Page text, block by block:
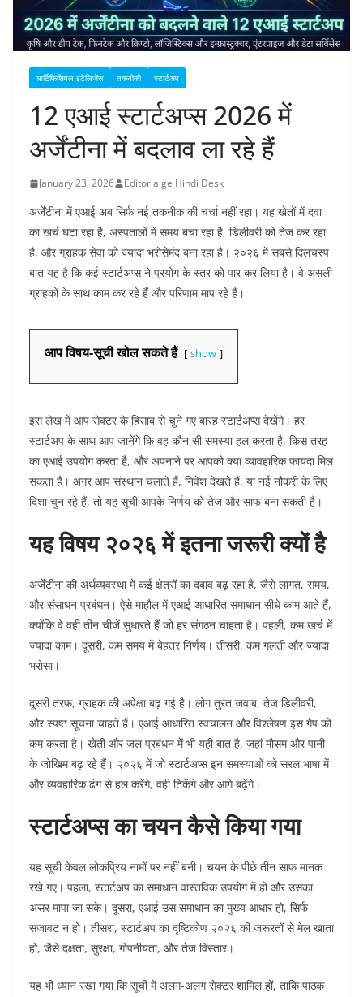
आर्टिफिशियल इंटेलिजेंस तकनीकी स्टार्टअप
12 एआई स्टार्टअप्स 2026 में
अर्जेंटीना में बदलाव ला रहे हैं
January 23, 2026 Editorialge Hindi Desk
अर्जेंटीना में एआई अब सिर्फ नई तकनीक की चर्चा नहीं रहा। यह खेतों में दवा
का खर्च घटा रहा है, अस्पतालों में समय बचा रहा है, डिलीवरी को तेज कर रहा
है, और ग्राहक सेवा को ज्यादा भरोसेमंद बना रहा है। २०२६ में सबसे दिलचस्प
बात यह है कि कई स्टार्टअप्स ने प्रयोग के स्तर को पार कर लिया है। वे असली
ग्राहकों के साथ काम कर रहे हैं और परिणाम माप रहे हैं।
आप विषय-सूची खोल सकते हैं show
इस लेख में आप सेक्टर के हिसाब से चुने गए बारह स्टार्टअप्स देखेंगे। हर
स्टार्टअप के साथ आप जानेंगे कि वह कौन सी समस्या हल करता है, किस तरह
का एआई उपयोग करता है, और अपनाने पर आपको क्या व्यावहारिक फायदा मिल
सकता है। अगर आप संस्थान चलाते हैं, निवेश देखते हैं, या नई नौकरी के लिए
दिशा चुन रहे हैं, तो यह सूची आपके निर्णय को तेज और साफ बना सकती है।
यह विषय २०२६ में इतना जरूरी क्यों है
अर्जेंटीना की अर्थव्यवस्था में कई क्षेत्रों का दबाव बढ़ रहा है, जैसे लागत, समय,
और संसाधन प्रबंधन। ऐसे माहौल में एआई आधारित समाधान सीधे काम आते हैं,
क्योंकि वे वही तीन चीजें सुधारते हैं जो हर संगठन चाहता है। पहली, कम खर्च में
ज्यादा काम। दूसरी, कम समय में बेहतर निर्णय। तीसरी, कम गलती और ज्यादा
भरोसा।
दूसरी तरफ, ग्राहक की अपेक्षा बढ़ गई है। लोग तुरंत जवाब, तेज डिलीवरी,
और स्पष्ट सूचना चाहते हैं। एआई आधारित स्वचालन और विश्लेषण इस गैप को
कम करता है। खेती और जल प्रबंधन में भी यही बात है, जहां मौसम और पानी
के जोखिम बढ़ रहे हैं। २०२६ में जो स्टार्टअप्स इन समस्याओं को सरल भाषा में
और व्यवहारिक ढंग से हल करेंगे, वही टिकेंगे और आगे बढ़ेंगे।
स्टार्टअप्स का चयन कैसे किया गया
यह सूची केवल लोकप्रिय नामों पर नहीं बनी। चयन के पीछे तीन साफ मानक
रखे गए। पहला, स्टार्टअप का समाधान वास्तविक उपयोग में हो और उसका
असर मापा जा सके। दूसरा, एआई उस समाधान का मुख्य आधार हो, सिर्फ
सजावट न हो। तीसरा, स्टार्टअप का दृष्टिकोण २०२६ की जरूरतों से मेल खाता
हो, जैसे दक्षता, सुरक्षा, गोपनीयता, और तेज विस्तार।
यह भी ध्यान रखा गया कि सूची में अलग-अलग सेक्टर शामिल हों, ताकि पाठक